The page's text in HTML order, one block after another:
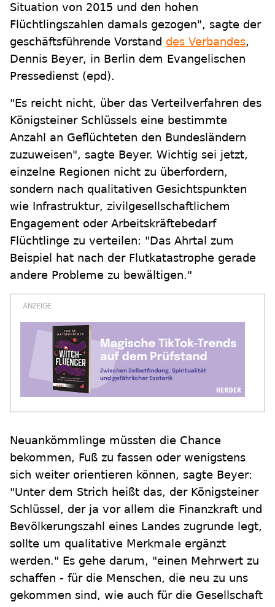
Situation von 2015 und den hohen
Flüchtlingszahlen damals gezogen", sagte der
geschäftsführende Vorstand des Verbandes,
Dennis Beyer, in Berlin dem Evangelischen
Pressedienst (epd).
"Es reicht nicht, über das Verteilverfahren des
Königsteiner Schlüssels eine bestimmte
Anzahl an Geflüchteten den Bundesländern
zuzuweisen", sagte Beyer. Wichtig sei jetzt,
einzelne Regionen nicht zu überfordern,
sondern nach qualitativen Gesichtspunkten
wie Infrastruktur, zivilgesellschaftlichem
Engagement oder Arbeitskräftebedarf
Flüchtlinge zu verteilen: "Das Ahrtal zum
Beispiel hat nach der Flutkatastrophe gerade
andere Probleme zu bewältigen."
Neuankömmlinge müssten die Chance
bekommen, Fuß zu fassen oder wenigstens
sich weiter orientieren können, sagte Beyer:
"Unter dem Strich heißt das, der Königsteiner
Schlüssel, der ja vor allem die Finanzkraft und
Bevölkerungszahl eines Landes zugrunde legt,
sollte um qualitative Merkmale ergänzt
werden." Es gehe darum, "einen Mehrwert zu
schaffen - für die Menschen, die neu zu uns
gekommen sind, wie auch für die Gesellschaft